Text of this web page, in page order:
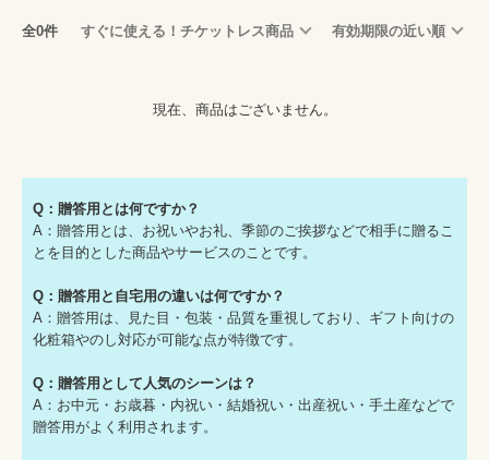
全0件 すぐに使える！チケットレス商品 有効期限の近い順
現在、商品はございません。
Q：贈答用とは何ですか？
A：贈答用とは、お祝いやお礼、季節のご挨拶などで相手に贈るこ
とを目的とした商品やサービスのことです。
Q：贈答用と自宅用の違いは何ですか？
A：贈答用は、見た目・包装・品質を重視しており、ギフト向けの
化粧箱やのし対応が可能な点が特徴です。
Q：贈答用として人気のシーンは？
A：お中元・お歳暮・内祝い・結婚祝い・出産祝い・手土産などで
贈答用がよく利用されます。